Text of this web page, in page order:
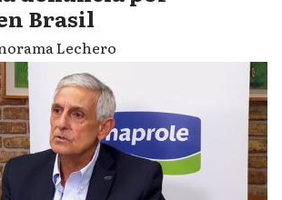
Brasil
Lechero